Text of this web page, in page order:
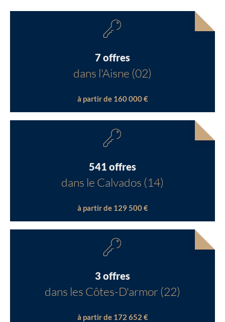
7 offres
dans l'Aisne (02)
à partir de 160 000 €
541 offres
dans le Calvados (14)
à partir de 129 500 €
3 offres
dans les Côtes-D'armor (22)
à partir de 172 652 €